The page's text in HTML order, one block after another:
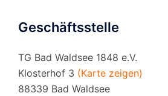
Geschäftsstelle
TG Bad Waldsee 1848 e.V.
Klosterhof 3 (Karte zeigen)
88339 Bad Waldsee